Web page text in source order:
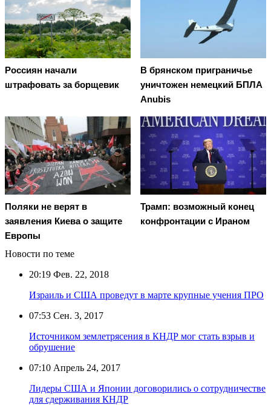
Россиян начали
штрафовать за борщевик
В брянском приграничье
уничтожен немецкий БПЛА
Anubis
Поляки не верят в
заявления Киева о защите
Европы
Трамп: возможный конец
конфронтации с Ираном
Новости по теме
20:19 Фев. 22, 2018
Израиль и США проведут в марте крупные учения ПРО
07:53 Сен. 3, 2017
Источником землетрясения в КНДР мог стать взрыв и
обрушение
07:10 Апрель 24, 2017
Лидеры США и Японии договорились о сотрудничестве
для сдерживания КНДР